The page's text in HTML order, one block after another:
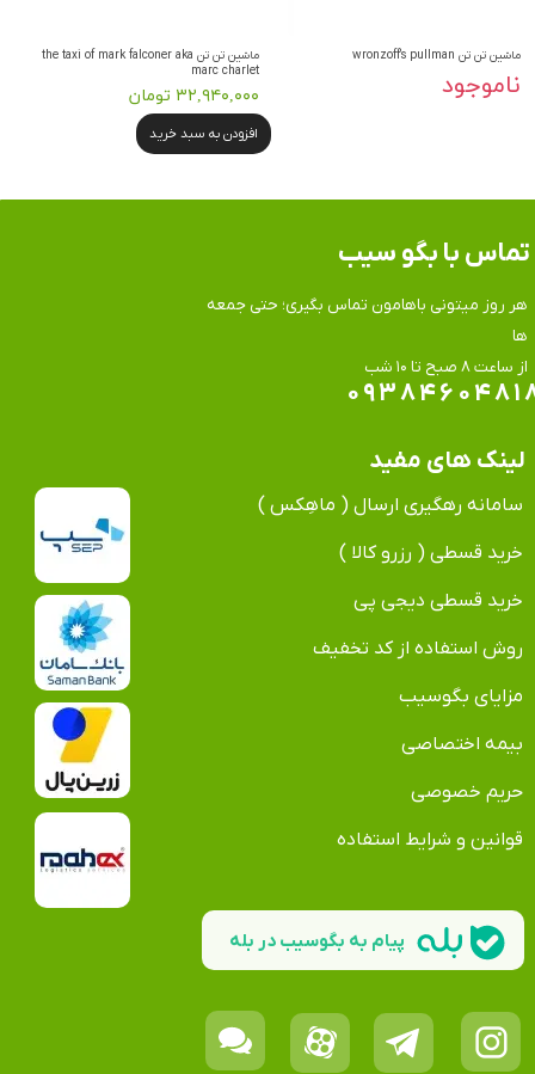
ماشین تن تن wronzoff’s pullman
ناموجود
ماشین تن تن the taxi of mark falconer aka
marc charlet
۳۲,۹۴۰,۰۰۰ تومان
افزودن به سبد خرید
هر روز میتونی باهامون تماس بگیری؛ حتی جمعه
ها
​​​​​​​از ساعت ۸ صبح تا ۱۰ شب
تماس​​​​​​​ با بگو سیب
لینک های مفید
سامانه رهگیری ارسال ( ماهِکس )
خرید قسطی ( رزرو کالا )
خرید قسطی دیجی پی
روش استفاده از کد تخفیف
مزایای بگوسیب
بیمه اختصاصی
حریم خصوصی
قوانین و شرایط استفاده
پیام به بگوسیب در بله